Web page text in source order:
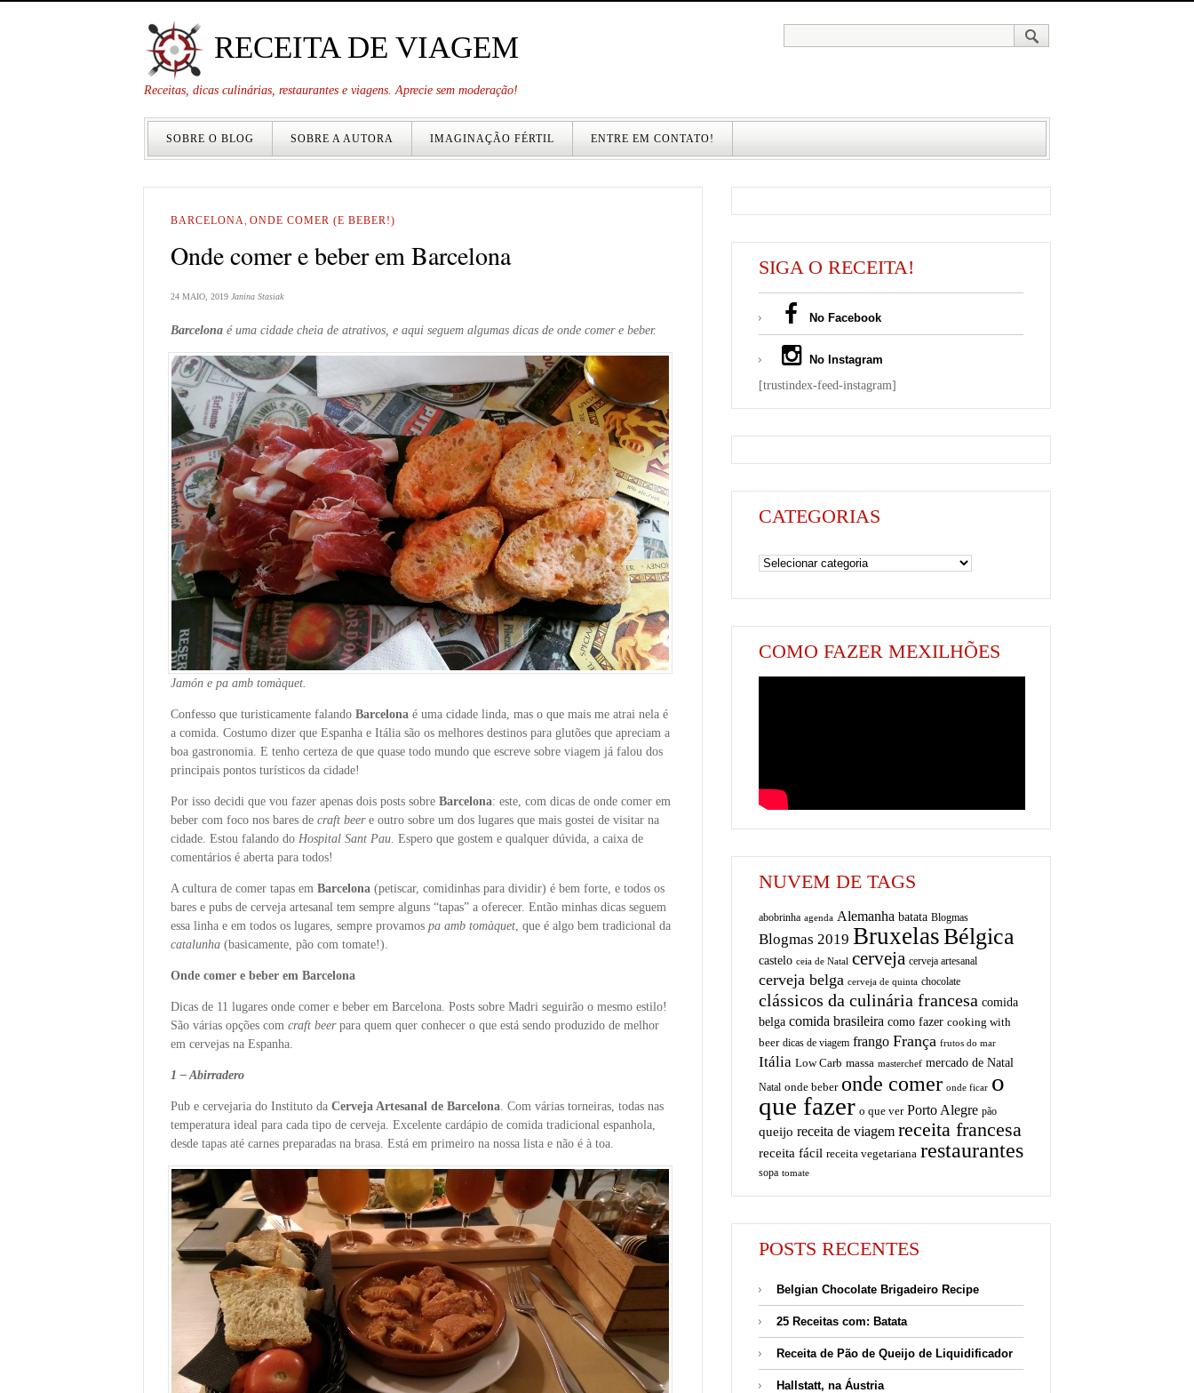
RECEITA DE VIAGEM
Receitas, dicas culinárias, restaurantes e viagens. Aprecie sem moderação!
SOBRE O BLOG SOBRE A AUTORA IMAGINAÇÃO FÉRTIL ENTRE EM CONTATO!
BARCELONA, ONDE COMER (E BEBER!)
Onde comer e beber em Barcelona
24 MAIO, 2019 Janina Stasiak
Barcelona é uma cidade cheia de atrativos, e aqui seguem algumas dicas de onde comer e beber.
Jamón e pa amb tomàquet.
Confesso que turisticamente falando Barcelona é uma cidade linda, mas o que mais me atrai nela é
a comida. Costumo dizer que Espanha e Itália são os melhores destinos para glutões que apreciam a
boa gastronomia. E tenho certeza de que quase todo mundo que escreve sobre viagem já falou dos
principais pontos turísticos da cidade!
Por isso decidi que vou fazer apenas dois posts sobre Barcelona: este, com dicas de onde comer em
beber com foco nos bares de craft beere outro sobre um dos lugares que mais gostei de visitar na
cidade. Estou falando do Hospital Sant Pau. Espero que gostem e qualquer dúvida, a caixa de
comentários é aberta para todos!
A cultura de comer tapas em Barcelona (petiscar, comidinhas para dividir) é bem forte, e todos os
bares e pubs de cerveja artesanal tem sempre alguns “tapas” a oferecer. Então minhas dicas seguem
essa linha e em todos os lugares, sempre provamos pa amb tomàquet, que é algo bem tradicional da
catalunha (basicamente, pão com tomate!).
Onde comer e beber em Barcelona
Dicas de 11 lugares onde comer e beber em Barcelona. Posts sobre Madri seguirão o mesmo estilo!
São várias opções com craft beerpara quem quer conhecer o que está sendo produzido de melhor
em cervejas na Espanha.
1 – Abirradero
Pub e cervejaria do Instituto da Cerveja Artesanal de Barcelona. Com várias torneiras, todas nas
temperatura ideal para cada tipo de cerveja. Excelente cardápio de comida tradicional espanhola,
desde tapas até carnes preparadas na brasa. Está em primeiro na nossa lista e não é à toa.
SIGA O RECEITA!
No Facebook
No Instagram
[trustindex-feed-instagram]
CATEGORIAS
COMO FAZER MEXILHÕES
NUVEM DE TAGS
abobrinha agenda Alemanha batata Blogmas
Blogmas 2019 BruxelasBélgica
castelo ceia de Natal cerveja cerveja artesanal
cerveja belga cerveja de quinta chocolate
clássicos da culinária francesa comida
belga comida brasileira como fazer cooking with
beer dicas de viagem frango França frutos do mar
Itália Low Carb massa masterchef mercado de Natal
Natal onde beber onde comer onde ficar o
que fazer o que ver Porto Alegre pão
queijo receita de viagem receita francesa
receita fácil receita vegetariana restaurantes
sopa tomate
POSTS RECENTES
Belgian Chocolate Brigadeiro Recipe
25 Receitas com: Batata
Receita de Pão de Queijo de Liquidificador
Hallstatt, na Áustria